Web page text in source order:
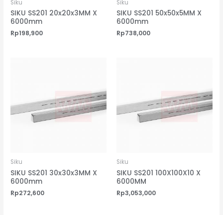
Siku
SIKU SS201 20x20x3MM X
6000mm
Rp198,900
Siku
SIKU SS201 50x50x5MM X
6000mm
Rp738,000
Siku
SIKU SS201 30x30x3MM X
6000mm
Rp272,600
Siku
SIKU SS201 100X100X10 X
6000MM
Rp3,053,000